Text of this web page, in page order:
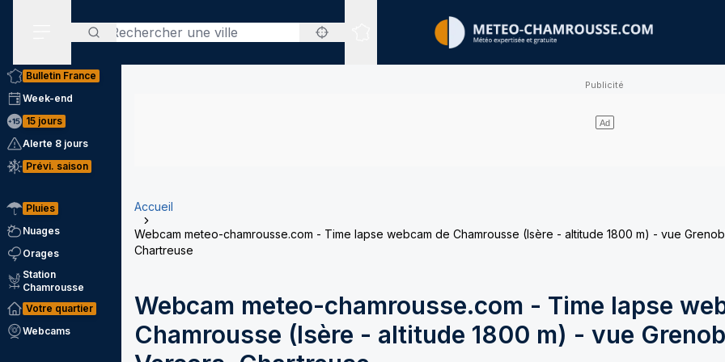
Rechercher
Sites expertisés
Bulletin France
Week-end
15 jours
Alerte 8 jours
Prévi. saison
Pluies
Nuages
Orages
Station
Chamrousse
Votre quartier
Webcams
Accueil
Webcam meteo-chamrousse.com - Time lapse webcam de Chamrousse (Isère - altitude 1800 m) - vue
Chartreuse
Webcam meteo-chamrousse.com - Time lapse
Chamrousse (Isère - altitude 1800 m) - vue